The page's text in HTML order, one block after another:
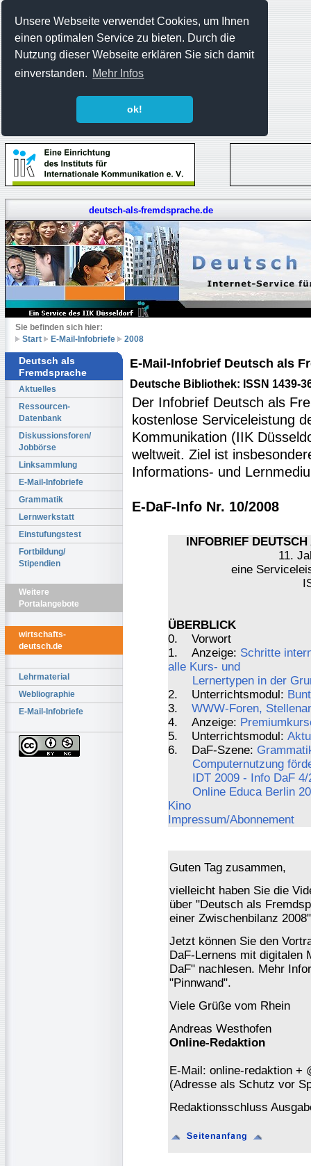
Unsere Webseite verwendet Cookies, um Ihnen
einen optimalen Service zu bieten. Durch die
Nutzung dieser Webseite erklären Sie sich damit
einverstanden. Mehr Infos
ok!
deutsch-als-fremdsprache.de
Sie befinden sich hier:
Start
E-Mail-Infobriefe 2008
Deutsch als
Fremdsprache
Aktuelles
Ressourcen-
Datenbank
Diskussionsforen/
Jobbörse
Linksammlung
E-Mail-Infobriefe
Grammatik
Lernwerkstatt
Einstufungstest
Fortbildung/
Stipendien
Weitere
Portalangebote
wirtschafts-
deutsch.de
Lehrmaterial
Webliographie
E-Mail-Infobriefe
E-Mail-Infobrief Deutsch als
Deutsche Bibliothek: ISSN 1439-
Der Infobrief Deutsch als
kostenlose Serviceleistung
Kommunikation (IIK
weltweit. Ziel ist
Informations- und
E-DaF-Info Nr. 10/2008
INFOBRIEF
11.
eine
ÜBERBLICK
0. Vorwort
1. Anzeige: Schritte
alle Kurs- und
Lernertypen in der
2. Unterrichtsmodul:
3. WWW-Foren,
4. Anzeige:
5. Unterrichtsmodul:
6. DaF-Szene:
Computernutzung
IDT 2009 - Info DaF 4/
Online Educa Berlin
Kino
Impressum/Abonnement
Guten Tag zusammen,
vielleicht haben Sie die
über "Deutsch als
einer Zwischenbilanz
Jetzt können Sie den
DaF-Lernens mit digitalen
DaF" nachlesen. Mehr
"Pinnwand".
Viele Grüße vom Rhein
Andreas Westhofen
Online-Redaktion
E-Mail: online-redaktion +
(Adresse als Schutz vor
Redaktionsschluss